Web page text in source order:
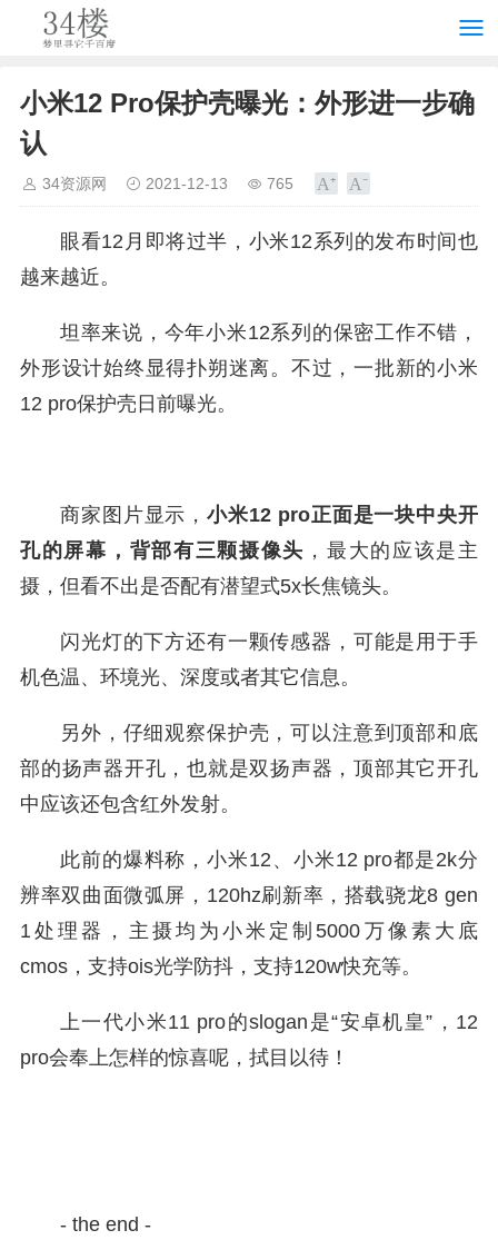
小米12 Pro保护壳曝光：外形进一步确
认
34资源网 2021-12-13 765
眼看12月即将过半，小米12系列的发布时间也
越来越近。
坦率来说，今年小米12系列的保密工作不错，
外形设计始终显得扑朔迷离。不过，一批新的小米
12 pro保护壳日前曝光。
商家图片显示，小米12 pro正面是一块中央开
孔的屏幕，背部有三颗摄像头 ，最大的应该是主
摄，但看不出是否配有潜望式5x长焦镜头。
闪光灯的下方还有一颗传感器，可能是用于手
机色温、环境光、深度或者其它信息。
另外，仔细观察保护壳，可以注意到顶部和底
部的扬声器开孔，也就是双扬声器，顶部其它开孔
中应该还包含红外发射。
此前的爆料称，小米12、小米12 pro都是2k分
辨率双曲面微弧屏，120hz刷新率，搭载骁龙8 gen
1处理器，主摄均为小米定制5000万像素大底
cmos，支持ois光学防抖，支持120w快充等。
上一代小米11 pro的slogan是“安卓机皇”，12
pro会奉上怎样的惊喜呢，拭目以待！
- the end -